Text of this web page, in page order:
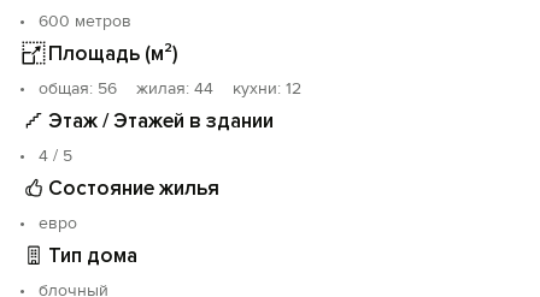
600 метров
Площадь (м²)
oбщая: 56 жилая: 44 кухни: 12
Этаж / Этажей в здании
4 / 5
Состояние жилья
евро
Тип дома
блочный